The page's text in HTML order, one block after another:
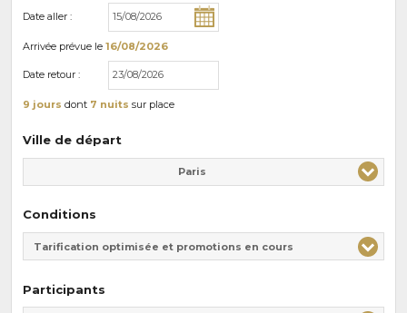
Date aller :
Arrivée prévue le 16/08/2026
Date retour :
9 jours dont 7 nuits sur place
Ville de départ
Paris
Conditions
Tarification optimisée et promotions en cours
Participants